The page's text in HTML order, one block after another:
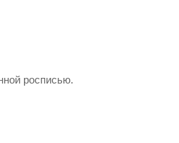
росписью.